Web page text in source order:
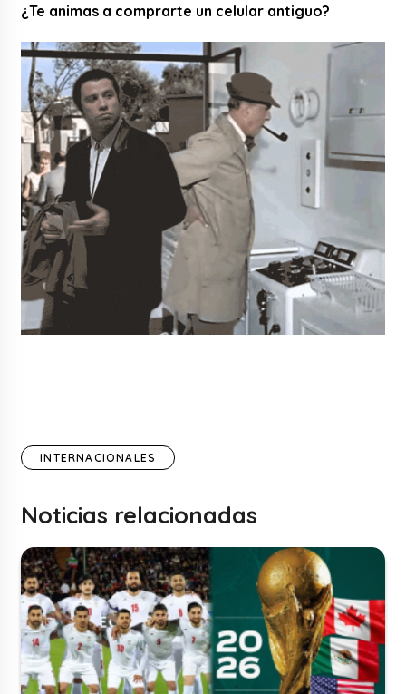
¿Te animas a comprarte un celular antiguo?
INTERNACIONALES
Noticias relacionadas